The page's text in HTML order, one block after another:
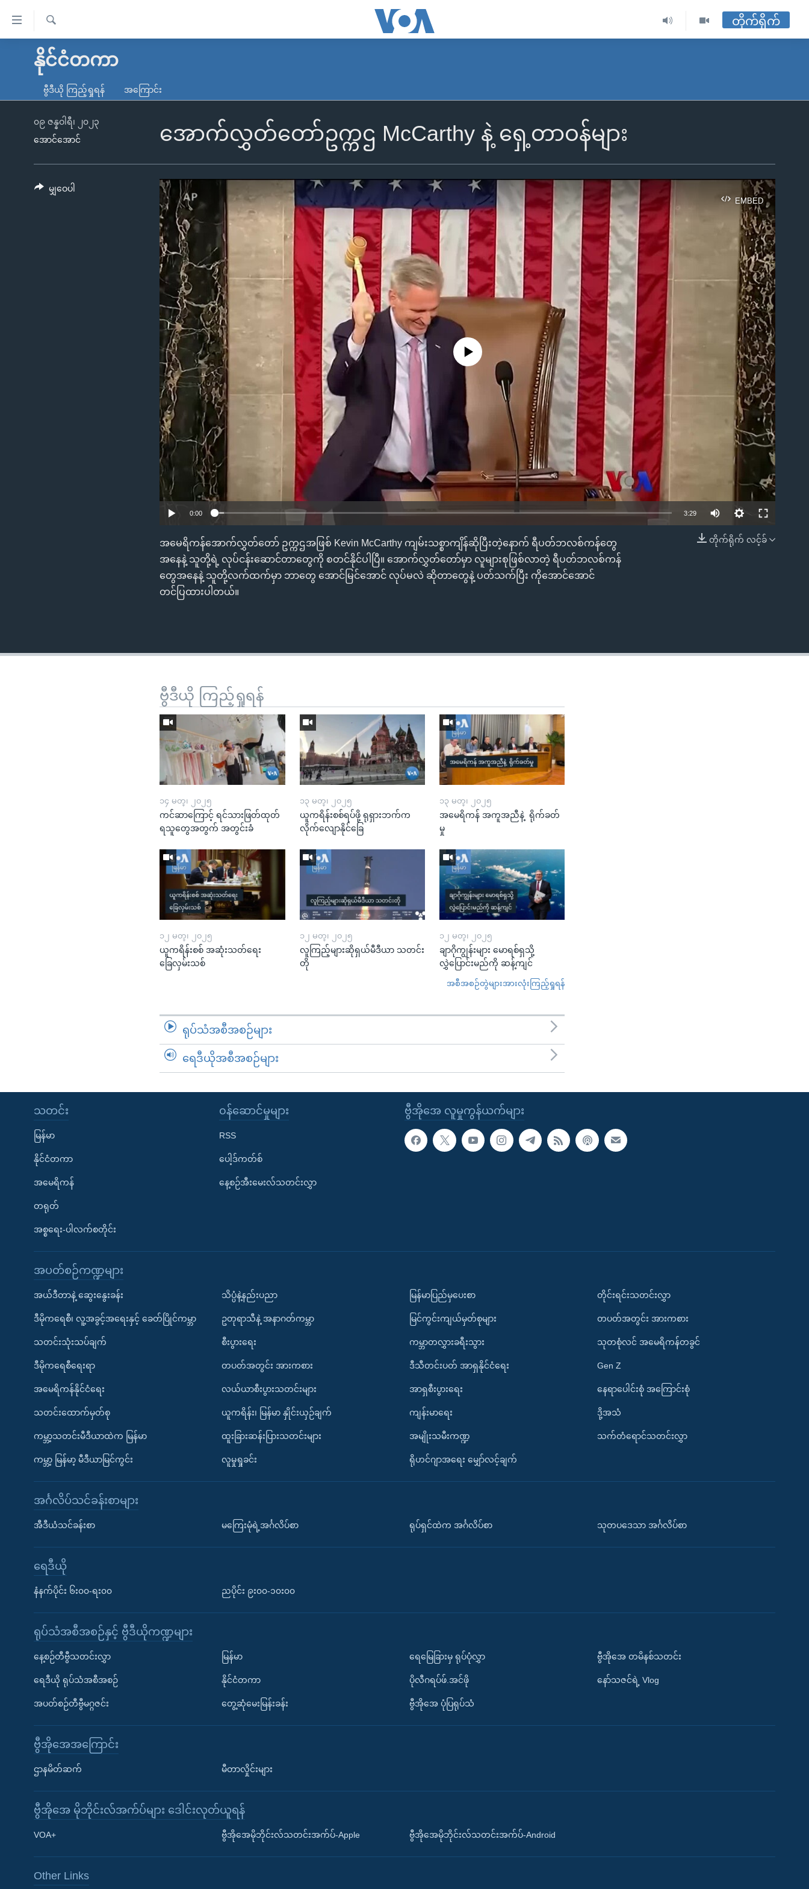
လွယ်ကူ
သည့်
မူလစာမျက်နှာ
ကမ္ဘာ့သတင်းများ
နိုင်ငံတကာ
အမေရိကန်
တရုတ်
အစ္စရေး-ပါလက်စတိုင်း
သတင်းလွတ်လပ်ခွင့်
ရပ်ဝန်းတခု လမ်းတခု အလွန်
အင်္ဂလိပ်စာလေ့လာမယ်
Learning English
ရှာဖွေ
ရ
လာ
တိုက်ရိုက်
နိုင်ငံတကာ
ဗွီဒီယို ကြည့်ရှုရန် အကြောင်း
အောက်လွှတ်တော်ဥက္ကဌ McCarthy နဲ့ ရှေ့တာဝန်များ
၀၉ ဇန္နဝါရီ၊ ၂၀၂၃
အောင်အောင်
EMBED
EMBED
No media source currently available
0:00 3:29
တိုက်ရိုက် လင့်ခ်
အမေရိကန်အောက်လွှတ်တော် ဥက္ကဌအဖြစ် Kevin McCarthy ကျမ်းသစ္စာကျိန်ဆိုပြီးတဲ့နောက် ရီပတ်ဘလစ်ကန်တွေ
အနေနဲ့ သူတို့ရဲ့ လုပ်ငန်းဆောင်တာတွေကို စတင်နိုင်ပါပြီ။ အောက်လွှတ်တော်မှာ လူများစုဖြစ်လာတဲ့ ရီပတ်ဘလစ်ကန်
တွေအနေနဲ့ သူတို့လက်ထက်မှာ ဘာတွေ အောင်မြင်အောင် လုပ်မလဲ ဆိုတာတွေနဲ့ ပတ်သက်ပြီး ကိုအောင်အောင်
တင်ပြထားပါတယ်။
မျှဝေပါ
ဗွီဒီယို ကြည့်ရှုရန်
၁၄ မတ္၊ ၂၀၂၅
ကင်ဆာကြောင့် ရင်သားဖြတ်ထုတ်
ရသူတွေအတွက် အတွင်းခံ
၁၃ မတ္၊ ၂၀၂၅
ယူကရိန်းစစ်ရပ်ဖို့ ရုရှားဘက်က
လိုက်လျောနိုင်ခြေ
၁၃ မတ္၊ ၂၀၂၅
အမေရိကန် အကူအညီနဲ့ ရိုက်ခတ်
မှု
၁၂ မတ္၊ ၂၀၂၅
ယူကရိန်းစစ် အဆုံးသတ်ရေး
ခြေလှမ်းသစ်
၁၂ မတ္၊ ၂၀၂၅
လူကြည့်များဆိုရှယ်မီဒီယာ သတင်း
တို
၁၂ မတ္၊ ၂၀၂၅
ချာဂိုကျွန်းများ မောရစ်ရှသို့
လွှဲပြောင်းမည်ကို ဆန့်ကျင်
အစီအစဉ်တွဲများအားလုံးကြည့်ရှုရန်
ရုပ်သံအစီအစဉ်များ
ရေဒီယိုအစီအစဉ်များ
ဗွီအိုအေ လူမှုကွန်ယက်များ
သတင်း
မြန်မာ
နိုင်ငံတကာ
အမေရိကန်
တရုတ်
အစ္စရေး-ပါလက်စတိုင်း
၀န်ဆောင်မှုများ
RSS
ပေါ့ဒ်ကတ်စ်
နေ့စဉ်အီးမေးလ်သတင်းလွှာ
အပတ်စဉ်ကဏ္ဍများ
အယ်ဒီတာနဲ့ ဆွေးနွေးခန်း
ဒီမိုကရေစီ၊ လူ့အခွင့်အရေးနှင့် ခေတ်ပြိုင်ကမ္ဘာ
သတင်းသုံးသပ်ချက်
ဒီမိုကရေစီရေးရာ
အမေရိကန်နိုင်ငံရေး
သတင်းထောက်မှတ်စု
ကမ္ဘာ့သတင်းမီဒီယာထဲက မြန်မာ
ကမ္ဘာ့ မြန်မာ့ မီဒီယာမြင်ကွင်း
သိပ္ပံနဲ့နည်းပညာ
ဥတုရာသီနဲ့ အနာဂတ်ကမ္ဘာ
စီးပွားရေး
တပတ်အတွင်း အားကစား
လယ်ယာစီးပွားသတင်းများ
ယူကရိန်း၊ မြန်မာ နှိုင်းယှဉ်ချက်
ထူးခြားဆန်းပြားသတင်းများ
လူမှုရှုခင်း
မြန်မာပြည်မှပေးစာ
မြင်ကွင်းကျယ်မှတ်စုများ
ကမ္ဘာတလွှားခရီးသွား
ဒီသီတင်းပတ် အာရှနိုင်ငံရေး
အာရှစီးပွားရေး
ကျန်းမာရေး
အမျိုးသမီးကဏ္ဍ
ရိုဟင်ဂျာအရေး မျှော်လင့်ချက်
တိုင်းရင်းသတင်းလွှာ
တပတ်အတွင်း အားကစား
သုတစုံလင် အမေရိကန်တခွင်
Gen Z
နေရာပေါင်းစုံ အကြောင်းစုံ
ဒို့အသံ
သက်တံရောင်သတင်းလွှာ
အင်္ဂလိပ်သင်ခန်းစာများ
အီဒီယံသင်ခန်းစာ မကြေးမုံရဲ့အင်္ဂလိပ်စာ ရုပ်ရှင်ထဲက အင်္ဂလိပ်စာ သုတပဒေသာ အင်္ဂလိပ်စာ
ရေဒီယို
နံနက်ပိုင်း ၆း၀၀-ရး၀၀ ညပိုင်း ၉း၀၀-၁၀း၀၀
ရုပ်သံအစီအစဉ်နှင့် ဗွီဒီယိုကဏ္ဍများ
နေ့စဉ်တီဗွီသတင်းလွှာ
ရေဒီယို ရုပ်သံအစီအစဉ်
အပတ်စဉ်တီဗွီမဂ္ဂဇင်း
မြန်မာ
နိုင်ငံတကာ
တွေ့ဆုံမေးမြန်းခန်း
ရေမြေခြားမှ ရုပ်ပုံလွှာ
ပိုလီဂရပ်ဖ်.အင်ဖို
ဗွီအိုအေ ပုံပြရုပ်သံ
ဗွီအိုအေ တမိနစ်သတင်း
နော်သဇင်ရဲ့ Vlog
ဗွီအိုအေအကြောင်း
ဌာနမိတ်ဆက် မီတာလှိုင်းများ
ဗွီအိုအေ မိုဘိုင်းလ်အက်ပ်များ ဒေါင်းလုတ်ယူရန်
VOA+ ဗွီအိုအေမိုဘိုင်းလ်သတင်းအက်ပ်-Apple ဗွီအိုအေမိုဘိုင်းလ်သတင်းအက်ပ်-Android
Other Links